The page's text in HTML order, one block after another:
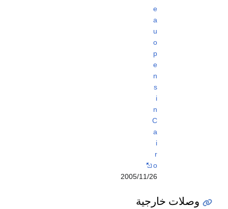
e
a
u
o
p
e
n
s
i
n
C
a
i
r
o
2005/11/26
وصلات خارجية